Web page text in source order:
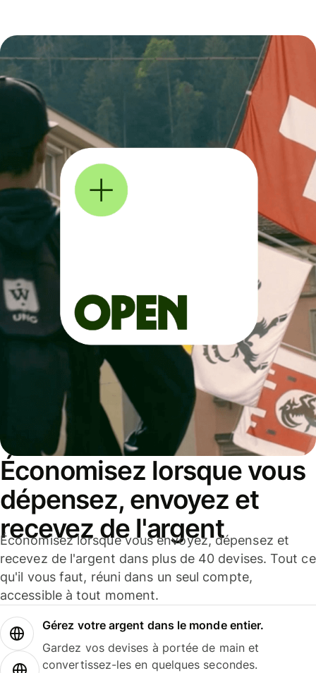
Économisez lorsque vous
dépensez, envoyez et
recevez de l'argent
Économisez lorsque vous envoyez, dépensez et
recevez de l'argent dans plus de 40 devises. Tout ce
qu'il vous faut, réuni dans un seul compte,
accessible à tout moment.
Gérez votre argent dans le monde entier.
Gardez vos devises à portée de main et
convertissez-les en quelques secondes.